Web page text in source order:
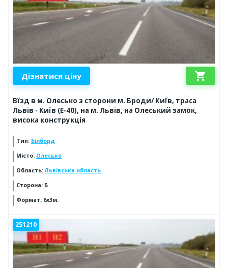
Дізнатися ціну shopping_cart
Вїзд в м. Олесько з сторони м. Броди/ Київ, траса
Львів - Київ (Е-40), на м. Львів, на Олеський замок,
висока конструкція
Тип: Білборд
Місто: Олесько
Область:Львівська область
Сторона: Б
Формат: 6x3м.
251210